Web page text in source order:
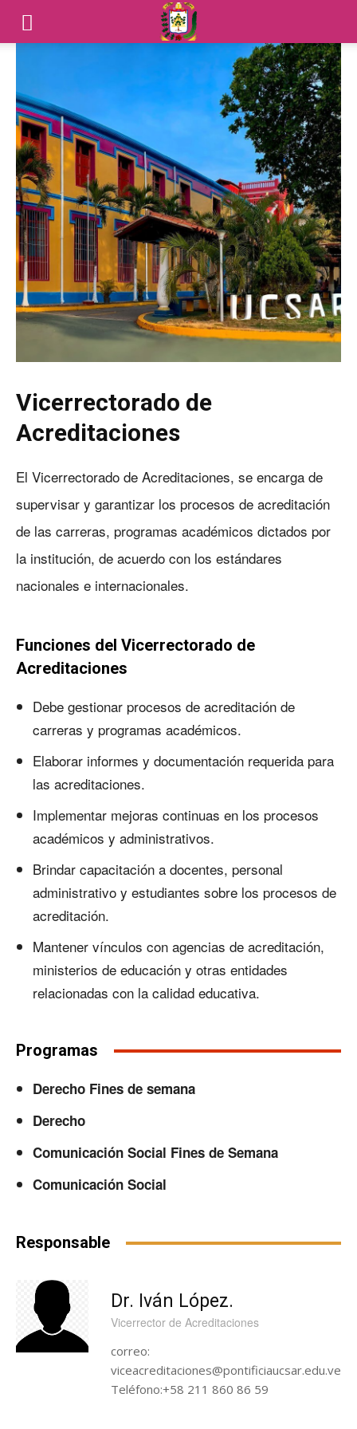
Vicerrectorado de
Acreditaciones
El Vicerrectorado de Acreditaciones, se encarga de
supervisar y garantizar los procesos de acreditación
de las carreras, programas académicos dictados por
la institución, de acuerdo con los estándares
nacionales e internacionales.
Funciones del Vicerrectorado de
Acreditaciones
Debe gestionar procesos de acreditación de
carreras y programas académicos.
Elaborar informes y documentación requerida para
las acreditaciones.
Implementar mejoras continuas en los procesos
académicos y administrativos.
Brindar capacitación a docentes, personal
administrativo y estudiantes sobre los procesos de
acreditación.
Mantener vínculos con agencias de acreditación,
ministerios de educación y otras entidades
relacionadas con la calidad educativa.
Programas
Derecho Fines de semana
Derecho
Comunicación Social Fines de Semana
Comunicación Social
Responsable
Dr. Iván López.
Vicerrector de Acreditaciones
correo:
viceacreditaciones@pontificiaucsar.edu.ve
Teléfono:+58 211 860 86 59